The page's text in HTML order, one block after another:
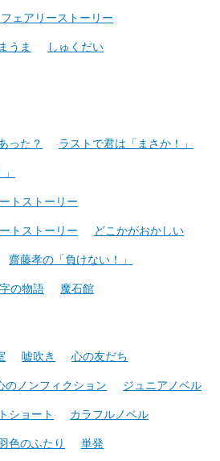
ェアリーストーリー
うま しゅくだい
った？ ラストで君は「まさか！」
トストーリー
トストーリー どこかがおかしい
齋藤孝の「負けない！」
の物語 魔石館
嘘吹き 心の友だち
のノンフィクション ジュニアノベル
ショート カラフルノベル
色のふたり 単発